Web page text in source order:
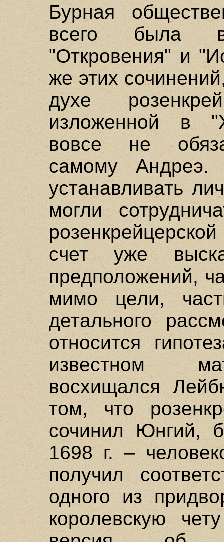
Бурная
всего была
"Откровения" и
же этих
духе
изложенной в
вовсе не
самому
устанавливать
могли
счет уже
предположений,
мимо цели,
детального
относится
известном
восхищался
том, что
сочинил Юнгий,
1698 г. –
получил
одного из
королевскую